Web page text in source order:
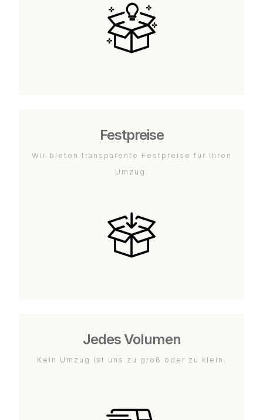
Festpreise
Wir bieten transparente Festpreise für Ihren
Umzug.
Jedes Volumen
Kein Umzug ist uns zu groß oder zu klein.